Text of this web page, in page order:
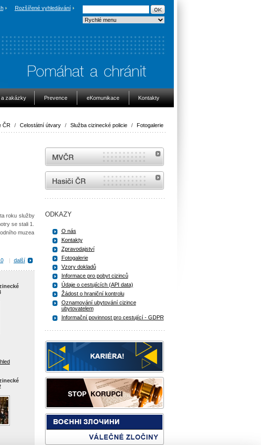
Rozšířené vyhledávání
a zakázky Prevence eKomunikace Kontakty
ČR / Celostátní útvary / Služba cizinecké policie / Fotogalerie
roku služby
se stali 1.
muzea
| další
MVČR
internetové stránky Hasiči ČR
ODKAZY
O nás
Kontakty
Zpravodajství
Fotogalerie
Vzory dokladů
Informace pro pobyt cizinců
Údaje o cestujících (API data)
Žádost o hraniční kontrolu
Oznamování ubytování cizince
ubytovatelem
Informační povinnost pro cestující - GDPR